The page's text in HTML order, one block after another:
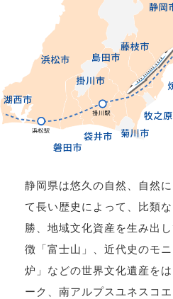
静岡県は悠久の自然、自然
て長い歴史によって、比類
勝、地域文化資産を生み出
徴「富士山」、近代史のモ
炉」などの世界文化遺産を
ーク、南アルプスユネスコ